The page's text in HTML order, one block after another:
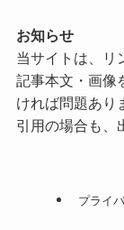
お知らせ
当サイトは、リ
記事本文・画像
ければ問題あり
引用の場合も、
プライ